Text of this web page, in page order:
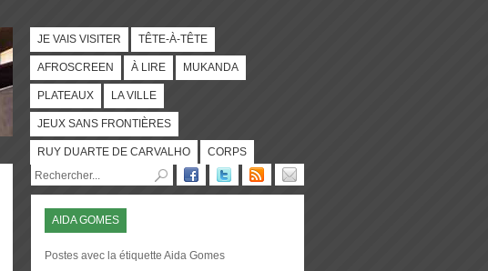
JE VAIS VISITER TÊTE-À-TÊTE
AFROSCREEN À LIRE MUKANDA
PLATEAUX LA VILLE
JEUX SANS FRONTIÈRES
RUY DUARTE DE CARVALHO CORPS
AIDA GOMES
Postes avec la étiquette Aida Gomes